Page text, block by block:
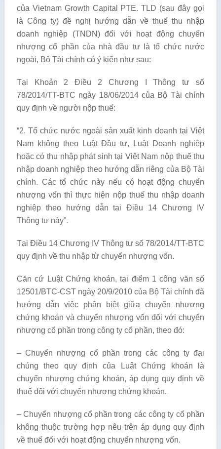
của Vietnam Growth Capital PTE. TLD (sau đây gọi
là Công ty) đề nghị hướng dẫn về thuế thu nhập
doanh nghiệp (TNDN) đối với hoạt động chuyển
nhượng cổ phần của nhà đầu tư là tổ chức nước
ngoài, Bộ Tài chính có ý kiến như sau:
Tại Khoản 2 Điều 2 Chương I Thông tư số
78/2014/TT-BTC ngày 18/06/2014 của Bộ Tài chính
quy định về người nộp thuế:
“2. Tổ chức nước ngoài sản xuất kinh doanh tại Việt
Nam không theo Luật Đầu tư, Luật Doanh nghiệp
hoặc có thu nhập phát sinh tại Việt Nam nộp thuế thu
nhập doanh nghiệp theo hướng dẫn riêng của Bộ Tài
chính. Các tổ chức này nếu có hoạt động chuyển
nhượng vốn thì thực hiện nộp thuế thu nhập doanh
nghiệp theo hướng dẫn tại Điều 14 Chương IV
Thông tư này”.
Tại Điều 14 Chương IV Thông tư số 78/2014/TT-BTC
quy định về thu nhập từ chuyển nhượng vốn.
Căn cứ Luật Chứng khoán, tại điểm 1 công văn số
12501/BTC-CST ngày 20/9/2010 của Bộ Tài chính đã
hướng dẫn việc phân biệt giữa chuyển nhượng
chứng khoán và chuyển nhượng vốn đối với chuyển
nhượng cổ phần trong công ty cổ phần, theo đó:
– Chuyển nhượng cổ phần trong các công ty đại
chúng theo quy định của Luật Chứng khoán là
chuyển nhượng chứng khoán, áp dụng quy định về
thuế đối với chuyển nhượng chứng khoán.
– Chuyển nhượng cổ phần trong các công ty cổ phần
không thuộc trường hợp nêu trên áp dụng quy định
về thuế đối với hoạt động chuyển nhượng vốn.